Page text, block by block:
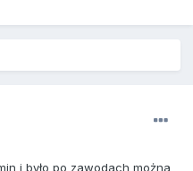
i było po zawodach można